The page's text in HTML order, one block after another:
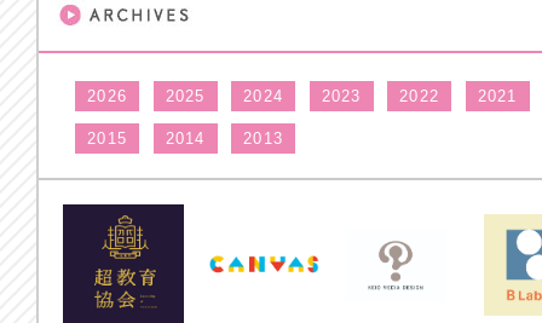
2026 2025 2024 2023 2022 2021
2015 2014 2013